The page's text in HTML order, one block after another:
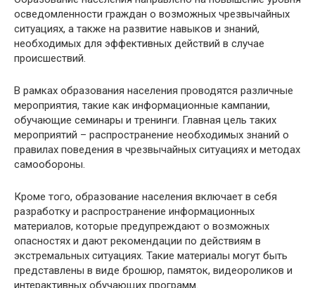
осведомленности граждан о возможных чрезвычайных
ситуациях, а также на развитие навыков и знаний,
необходимых для эффективных действий в случае
происшествий.
В рамках образования населения проводятся различные
мероприятия, такие как информационные кампании,
обучающие семинары и тренинги. Главная цель таких
мероприятий – распространение необходимых знаний о
правилах поведения в чрезвычайных ситуациях и методах
самообороны.
Кроме того, образование населения включает в себя
разработку и распространение информационных
материалов, которые предупреждают о возможных
опасностях и дают рекомендации по действиям в
экстремальных ситуациях. Такие материалы могут быть
представлены в виде брошюр, памяток, видеороликов и
интерактивных обучающих программ.